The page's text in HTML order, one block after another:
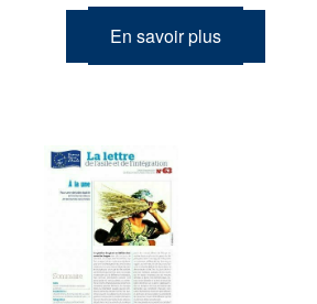
En savoir plus